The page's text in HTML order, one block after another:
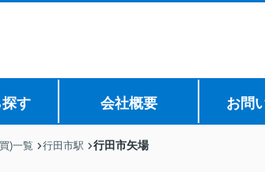
す 会社概要 お問
)一覧 行田市駅 行田市矢場